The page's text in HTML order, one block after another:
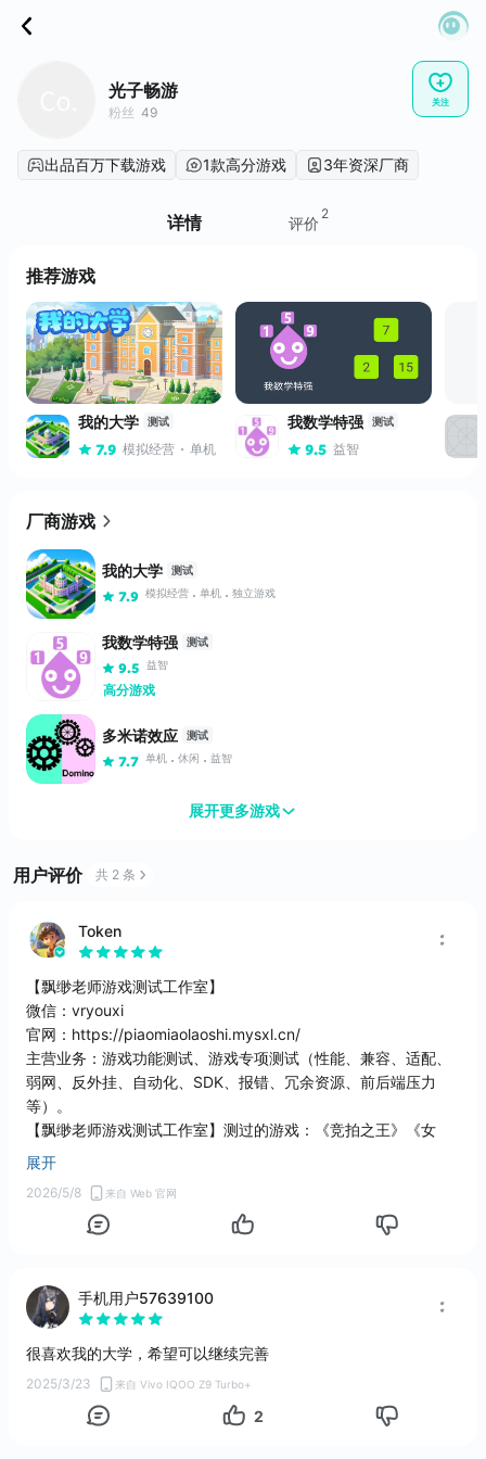
光子畅游
粉丝 49
关注
出品百万下载游戏 1款高分游戏 3年资深厂商
详情 评价
2
推荐游戏
我的大学 测试
7.9 模拟经营 单机 独立游戏
我数学特强 测试
9.5 益智
厂商游戏
我的大学 测试
7.9 模拟经营 单机 独立游戏
我数学特强 测试
9.5 益智
高分游戏
多米诺效应 测试
7.7 单机 休闲 益智
烧脑数字迷阵 测试
8.1
三色迷阵 测试
8.9
星空消消消
8.3 益智
展开更多游戏
用户评价 共 2 条
Token
【飘缈老师游戏测试工作室】
微信：vryouxi
官网：https://piaomiaolaoshi.mysxl.cn/
主营业务：游戏功能测试、游戏专项测试（性能、兼容、适配、
弱网、反外挂、自动化、SDK、报错、冗余资源、前后端压力
等）。
【飘缈老师游戏测试工作室】测过的游戏：《竞拍之王》《女
吊》《觉醒者 战斗之潮》《哥布林维克》《瘟疫：饥荒》《灰烬
《生命火热》《天选花园》《镀金天命》《背包闯江湖》《卡片
魔王》《星火燎原》《灵兽江湖》《麦琪的花园》《贪婪大地》
《巴尔的遗产》《轮回保险公司《像素英雄: 色系战记》《 动物
栏：蔚蓝牧场DLC》》等等（还有280多个游戏没写）。
请问您的游戏，需要专业的找一下游戏BUG么。第一次合作 可以
展开
2026/5/8 来自 Web 官网
手机用户57639100
很喜欢我的大学，希望可以继续完善
2025/3/23 来自 Vivo IQOO Z9 Turbo+
2